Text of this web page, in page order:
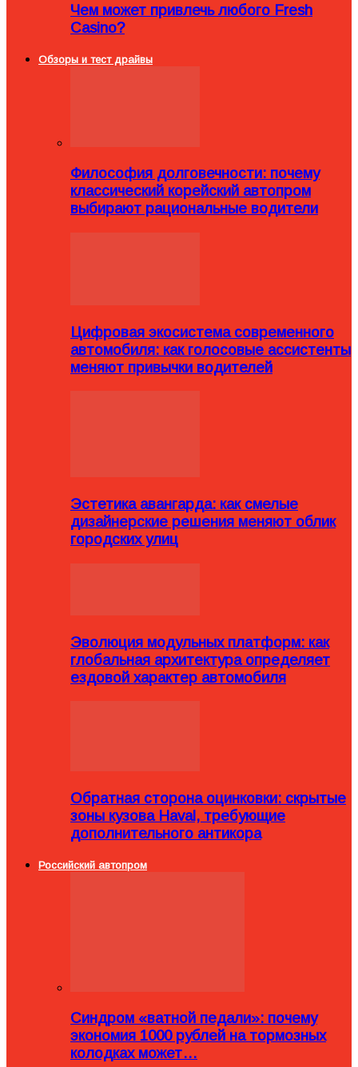
Чем может привлечь любого Fresh
Casino?
Обзоры и тест драйвы
Философия долговечности: почему
классический корейский автопром
выбирают рациональные водители
Цифровая экосистема современного
автомобиля: как голосовые ассистенты
меняют привычки водителей
Эстетика авангарда: как смелые
дизайнерские решения меняют облик
городских улиц
Эволюция модульных платформ: как
глобальная архитектура определяет
ездовой характер автомобиля
Обратная сторона оцинковки: скрытые
зоны кузова Haval, требующие
дополнительного антикора
Российский автопром
Синдром «ватной педали»: почему
экономия 1000 рублей на тормозных
колодках может…